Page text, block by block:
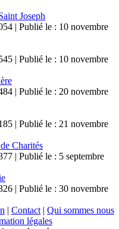
Joseph
| Publié le : 10 novembre
| Publié le : 10 novembre
| Publié le : 20 novembre
| Publié le : 21 novembre
Charités
| Publié le : 5 septembre
| Publié le : 30 novembre
| Contact | Qui sommes nous
légales